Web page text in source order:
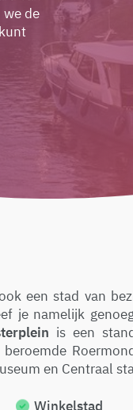
we de
een stad van
je namelijk
is een
beroemde
en Centraal
Winkelstad